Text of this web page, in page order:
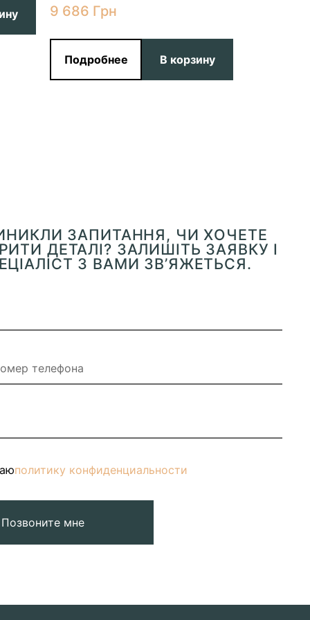
9 686 Грн
Подробнее В корзину
ЗАПИТАННЯ, ЧИ ХОЧЕТЕ
ДЕТАЛІ? ЗАЛИШІТЬ ЗАЯВКУ І
З ВАМИ ЗВ’ЯЖЕТЬСЯ.
политику конфиденциальности
Позвоните мне